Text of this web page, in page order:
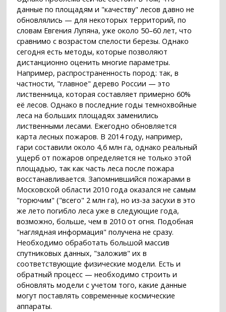
данные по площадям и "качеству" лесов давно не
обновлялись — для некоторых территорий, по
словам Евгения Лупяна, уже около 50–60 лет, что
сравнимо с возрастом спелости березы. Однако
сегодня есть методы, которые позволяют
дистанционно оценить многие параметры.
Например, распространенность пород: так, в
частности, "главное" дерево России — это
лиственница, которая составляет примерно 60%
её лесов. Однако в последние годы темнохвойные
леса на больших площадях заменились
лиственными лесами. Ежегодно обновляется
карта лесных пожаров. В 2014 году, например,
гари составили около 4,6 млн га, однако реальный
ущерб от пожаров определяется не только этой
площадью, так как часть леса после пожара
восстанавливается. Запомнившийся пожарами в
Московской области 2010 года оказался не самым
"горючим" ("всего" 2 млн га), но из-за засухи в это
же лето погибло леса уже в следующие года,
возможно, больше, чем в 2010 от огня. Подобная
"наглядная информация" получена не сразу.
Необходимо обработать большой массив
спутниковых данных, "заложив" их в
соответствующие физические модели. Есть и
обратный процесс — необходимо строить и
обновлять модели с учетом того, какие данные
могут поставлять современные космические
аппараты.